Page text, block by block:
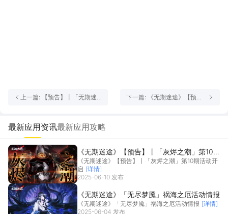
上一篇: 【预告】丨「无期迷
下一篇: 《无期迷途》【预
最新应用资讯最新应用攻略
《无期迷途》【预告】丨「灰烬之潮」第10
期活动开启
《无期迷途》【预告】丨「灰烬之潮」第10期活动开
启 [详情]
2025-06-10 发布
《无期迷途》「无尽梦魇」祸海之厄活动情报
《无期迷途》「无尽梦魇」祸海之厄活动情报 [详情]
2025-06-04 发布